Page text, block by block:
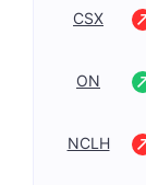
CSX
ON
NCLH